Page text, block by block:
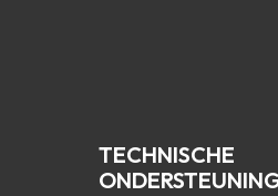
TECHNISCHE